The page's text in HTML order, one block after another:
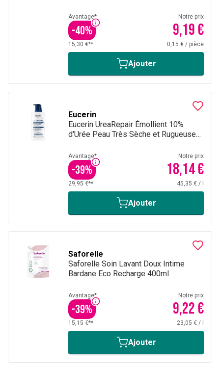
Avantage*
-40%
Notre prix
9,19 €
15,30 €** 0,15 € / pièce
Ajouter
Eucerin
Eucerin UreaRepair Émollient 10%
d'Urée Peau Très Sèche et Rugueuse
Avantage*
-39%
Notre prix
18,14 €
29,95 €** 45,35 € /
Ajouter
Saforelle
Saforelle Soin Lavant Doux Intime
Bardane Eco Recharge 400ml
Avantage*
-39%
Notre prix
9,22 €
15,15 €** 23,05 € /
Ajouter